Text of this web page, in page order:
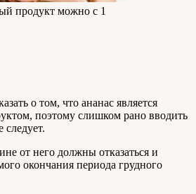
продукт можно с 1
о том, что ананас является
поэтому слишком рано вводить
следует.
от него должны отказаться и
окончания периода грудного